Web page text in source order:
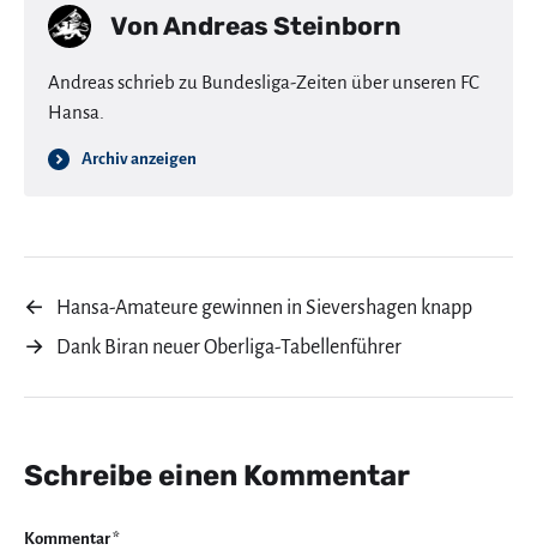
VonAndreas Steinborn
Andreas schrieb zu Bundesliga-Zeiten über unseren FC
Hansa.
Archiv anzeigen
←
Hansa-Amateure gewinnen in Sievershagen knapp
→
Dank Biran neuer Oberliga-Tabellenführer
Schreibe einen Kommentar
Kommentar*